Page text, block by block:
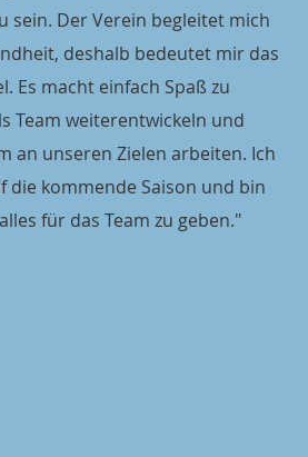
sein. Der Verein begleitet mich
deshalb bedeutet mir das
Es macht einfach Spaß zu
Team weiterentwickeln und
an unseren Zielen arbeiten. Ich
die kommende Saison und bin
für das Team zu geben."